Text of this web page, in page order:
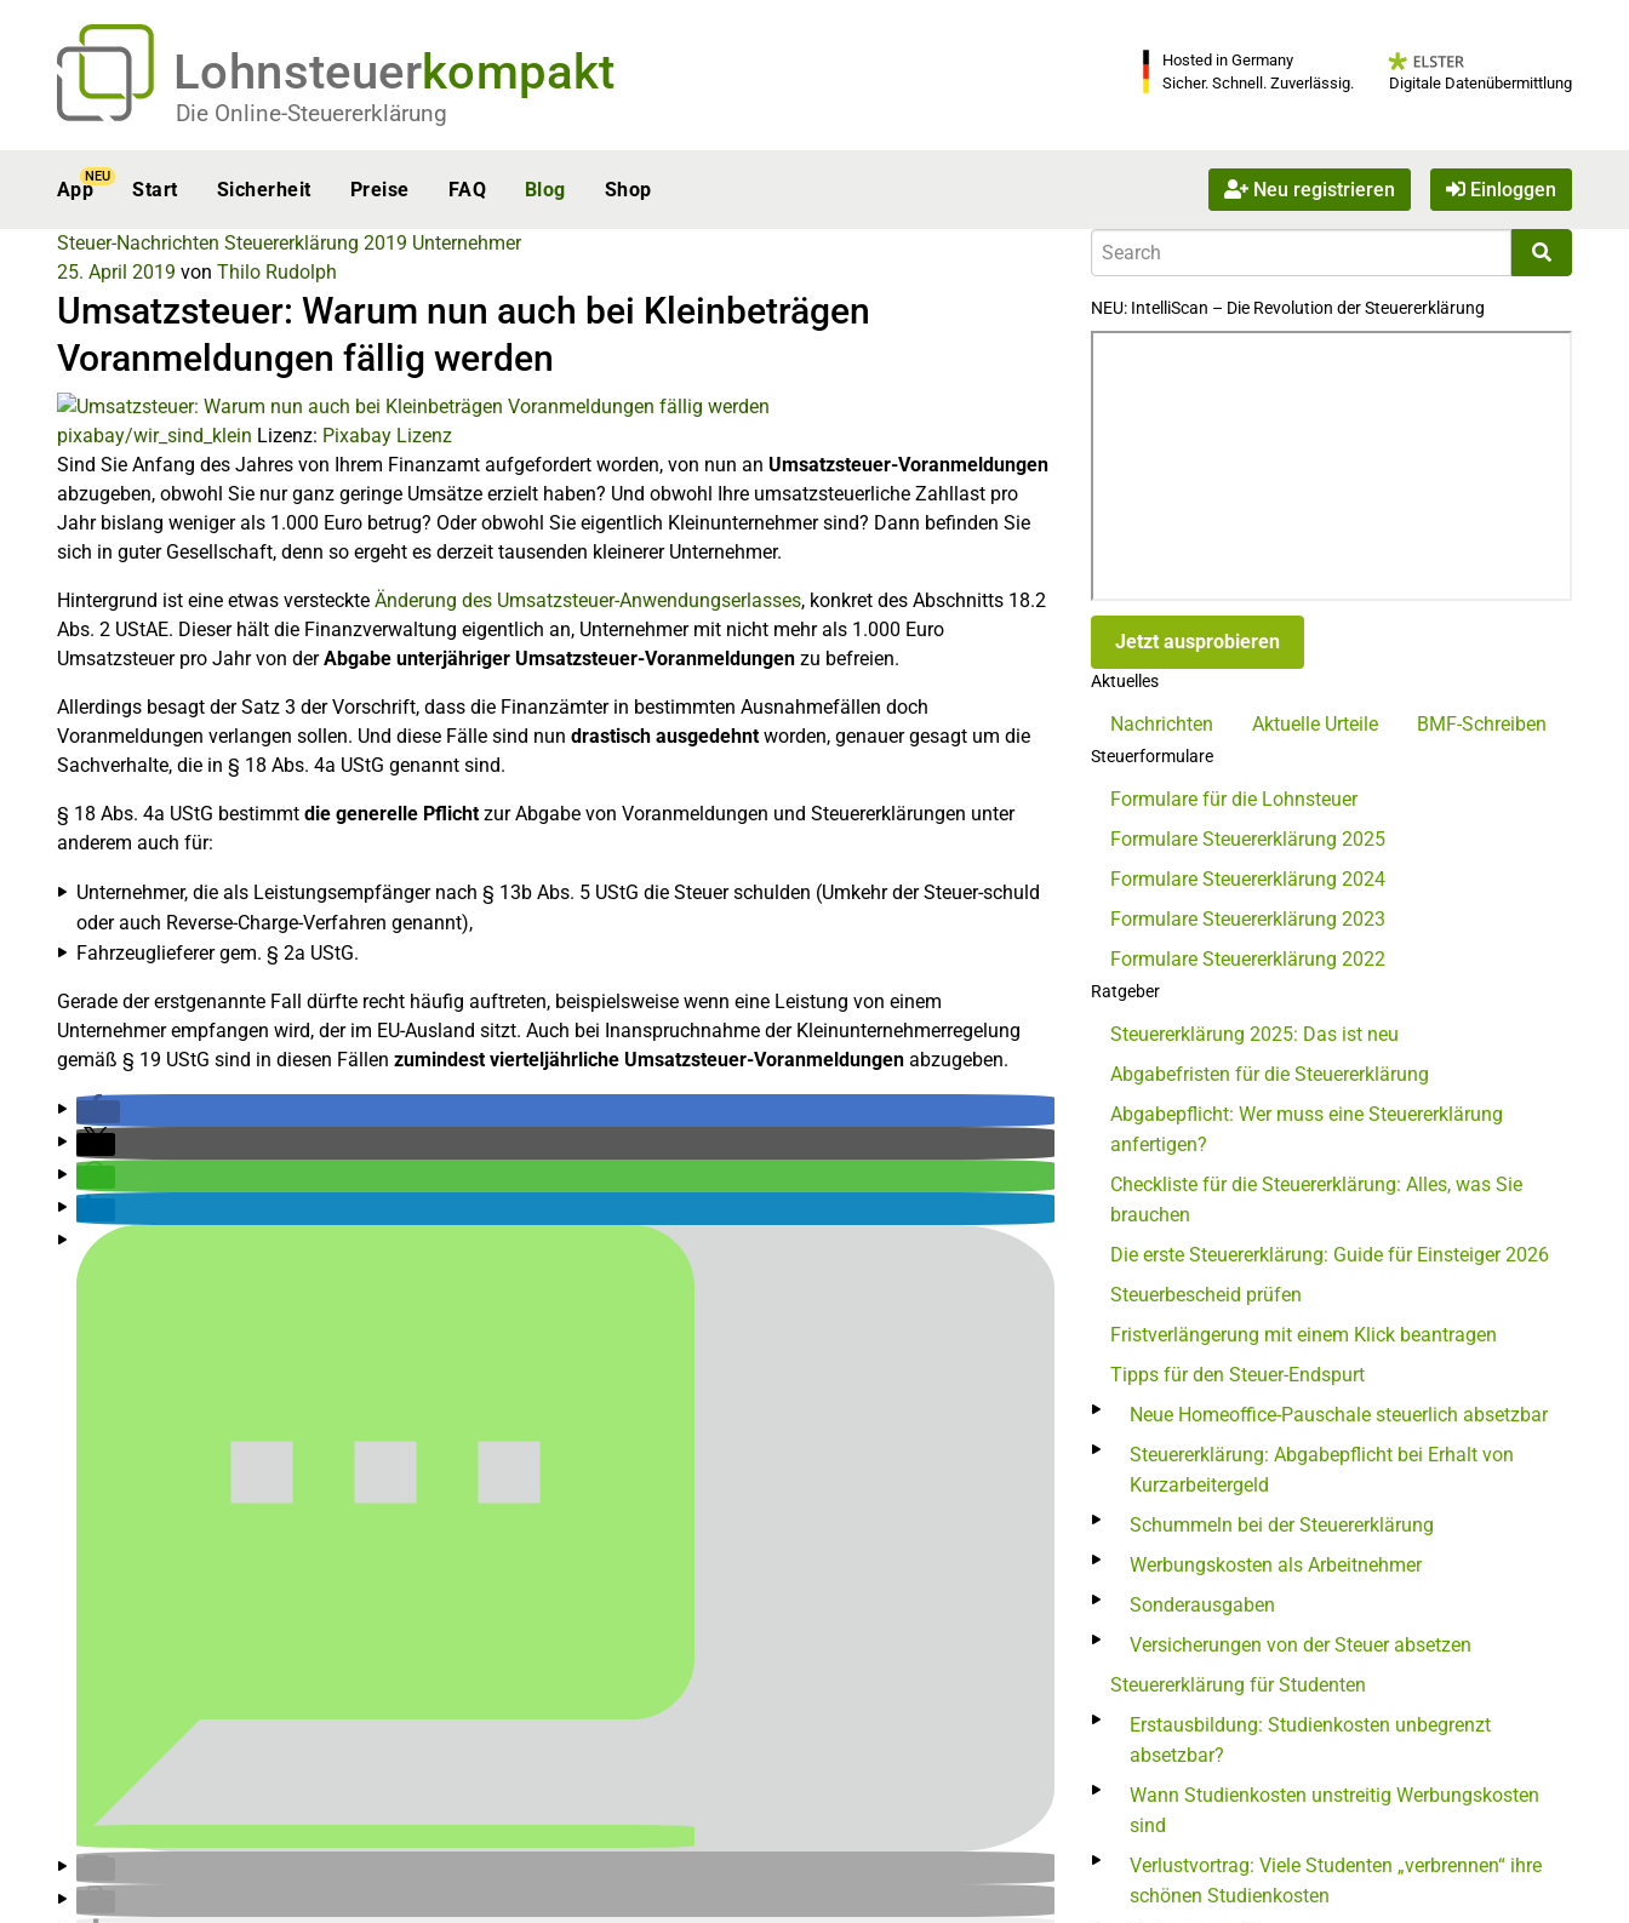
Lohnsteuerkompakt
Die Online-Steuererklärung
Hosted in Germany
Sicher. Schnell. Zuverlässig.
Digitale Datenübermittlung
App
NEU
Start Sicherheit Preise FAQ Blog Shop Neu registrieren Einloggen
Steuer-Nachrichten Steuererklärung 2019 Unternehmer
25. April 2019 von Thilo Rudolph
Umsatzsteuer: Warum nun auch bei Kleinbeträgen
Voranmeldungen fällig werden
pixabay/wir_sind_klein Lizenz: Pixabay Lizenz
Sind Sie Anfang des Jahres von Ihrem Finanzamt aufgefordert worden, von nun an Umsatzsteuer-Voranmeldungen
abzugeben, obwohl Sie nur ganz geringe Umsätze erzielt haben? Und obwohl Ihre umsatzsteuerliche Zahllast pro
Jahr bislang weniger als 1.000 Euro betrug? Oder obwohl Sie eigentlich Kleinunternehmer sind? Dann befinden Sie
sich in guter Gesellschaft, denn so ergeht es derzeit tausenden kleinerer Unternehmer.
Hintergrund ist eine etwas versteckte Änderung des Umsatzsteuer-Anwendungserlasses, konkret des Abschnitts 18.2
Abs. 2 UStAE. Dieser hält die Finanzverwaltung eigentlich an, Unternehmer mit nicht mehr als 1.000 Euro
Umsatzsteuer pro Jahr von derAbgabe unterjähriger Umsatzsteuer-Voranmeldungen zu befreien.
Allerdings besagt der Satz 3 der Vorschrift, dass die Finanzämter in bestimmten Ausnahmefällen doch
Voranmeldungen verlangen sollen. Und diese Fälle sind nun drastisch ausgedehntworden, genauer gesagt um die
Sachverhalte, die in § 18 Abs. 4a UStG genannt sind.
§ 18 Abs. 4a UStG bestimmt die generelle Pflichtzur Abgabe von Voranmeldungen und Steuererklärungen unter
anderem auch für:
Unternehmer, die als Leistungsempfänger nach § 13b Abs. 5 UStG die Steuer schulden (Umkehr der Steuer-schuld
oder auch Reverse-Charge-Verfahren genannt),
Fahrzeuglieferer gem. § 2a UStG.
Gerade der erstgenannte Fall dürfte recht häufig auftreten, beispielsweise wenn eine Leistung von einem
Unternehmer empfangen wird, der im EU-Ausland sitzt. Auch bei Inanspruchnahme der Kleinunternehmerregelung
gemäß § 19 UStG sind in diesen Fällen zumindest vierteljährliche Umsatzsteuer-Voranmeldungen abzugeben.
NEU: IntelliScan – Die Revolution der Steuererklärung
Jetzt ausprobieren
Aktuelles
Nachrichten Aktuelle Urteile BMF-Schreiben
Steuerformulare
Formulare für die Lohnsteuer
Formulare Steuererklärung 2025
Formulare Steuererklärung 2024
Formulare Steuererklärung 2023
Formulare Steuererklärung 2022
Ratgeber
Steuererklärung 2025: Das ist neu
Abgabefristen für die Steuererklärung
Abgabepflicht: Wer muss eine Steuererklärung
anfertigen?
Checkliste für die Steuererklärung: Alles, was Sie
brauchen
Die erste Steuererklärung: Guide für Einsteiger 2026
Steuerbescheid prüfen
Fristverlängerung mit einem Klick beantragen
Tipps für den Steuer-Endspurt
Neue Homeoffice-Pauschale steuerlich absetzbar
Steuererklärung: Abgabepflicht bei Erhalt von
Kurzarbeitergeld
Schummeln bei der Steuererklärung
Werbungskosten als Arbeitnehmer
Sonderausgaben
Versicherungen von der Steuer absetzen
Steuererklärung für Studenten
Erstausbildung: Studienkosten unbegrenzt
absetzbar?
Wann Studienkosten unstreitig Werbungskosten
sind
Verlustvortrag: Viele Studenten „verbrennen“ ihre
schönen Studienkosten